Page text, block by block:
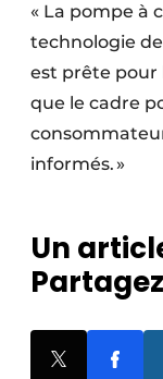
« La pompe à
technologie de
est prête pour
que le cadre
informés. »
Un